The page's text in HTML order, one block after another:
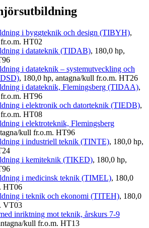
i byggteknik och design (TIBYH),
HT02
i datateknik (TIDAB), 180,0 hp,
i datateknik – systemutveckling och
, 180,0 hp, antagna/kull fr.o.m. HT26
i datateknik, Flemingsberg (TIDAA),
HT96
i elektronik och datorteknik (TIEDB),
HT08
i elektroteknik, Flemingsberg
kull fr.o.m. HT96
i industriell teknik (TINTE), 180,0 hp,
i kemiteknik (TIKED), 180,0 hp,
i medicinsk teknik (TIMEL), 180,0
HT06
i teknik och ekonomi (TITEH), 180,0
VT03
inriktning mot teknik, årskurs 7-9
kull fr.o.m. HT13